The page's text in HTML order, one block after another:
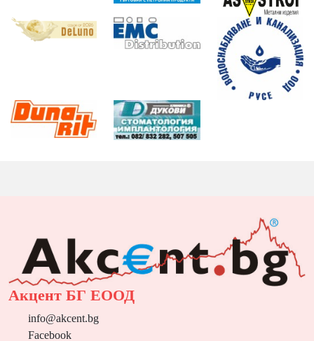
Акцент БГ ЕООД
info@akcent.bg
Facebook